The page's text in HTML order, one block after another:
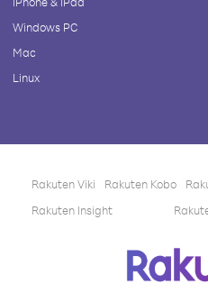
Windows PC
Mac
Linux
Rakuten Viki Rakuten Kobo
Rakuten Insight